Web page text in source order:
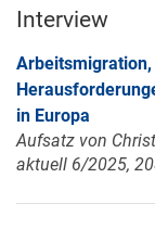
Interview
in Europa
Aufsatz von
aktuell 6/2025,